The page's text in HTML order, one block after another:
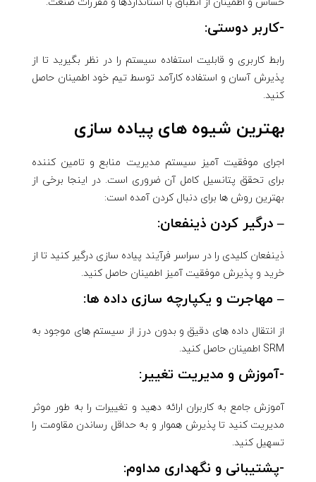
-کاربر دوستی:
رابط کاربری و قابلیت استفاده سیستم را در نظر بگیرید تا از
پذیرش آسان و استفاده کارآمد توسط تیم خود اطمینان حاصل
کنید.
بهترین شیوه های پیاده سازی
اجرای موفقیت آمیز سیستم مدیریت منابع و تامین کننده
برای تحقق پتانسیل کامل آن ضروری است. در اینجا برخی از
بهترین روش ها برای دنبال کردن آمده است:
– درگیر کردن ذینفعان:
ذینفعان کلیدی را در سراسر فرآیند پیاده سازی درگیر کنید تا از
خرید و پذیرش موفقیت آمیز اطمینان حاصل کنید.
– مهاجرت و یکپارچه سازی داده ها:
از انتقال داده های دقیق و بدون درز از سیستم های موجود به
SRM اطمینان حاصل کنید.
-آموزش و مدیریت تغییر:
آموزش جامع به کاربران ارائه دهید و تغییرات را به طور موثر
مدیریت کنید تا پذیرش هموار و به حداقل رساندن مقاومت را
تسهیل کنید.
-پشتیبانی و نگهداری مداوم: